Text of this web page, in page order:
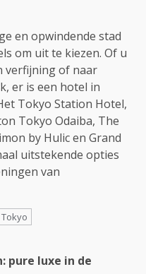
en opwindende stad
om uit te kiezen. Of u
verfijning of naar
er is een hotel in
Tokyo Station Hotel,
Tokyo Odaiba, The
by Hulic en Grand
uitstekende opties
van
Tokyo
pure luxe in de